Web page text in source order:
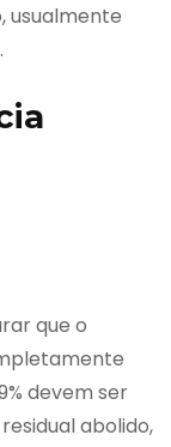
usualmente
que o
devem ser
abolido,